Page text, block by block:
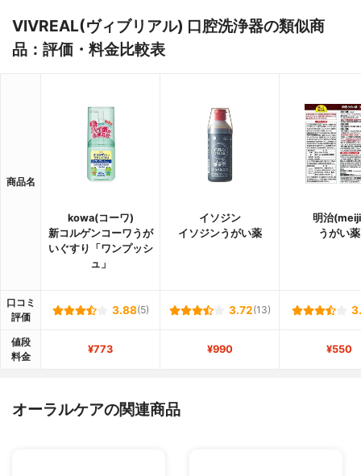
VIVREAL(ヴィブリアル) 口腔洗浄器の類似商
品：評価・料金比較表
商品名
kowa(コーワ)
新コルゲンコーワうが
いぐすり「ワンプッシ
ュ」
イソジン
イソジンうがい薬
明治
うがい薬
口コミ
評価
3.88(5) 3.72(13)
値段
料金
¥773 ¥990 ¥550
オーラルケアの関連商品